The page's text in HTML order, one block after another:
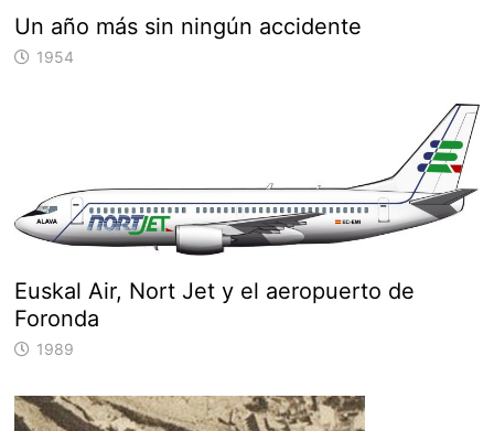
Un año más sin ningún accidente
1954
Euskal Air, Nort Jet y el aeropuerto de
Foronda
1989